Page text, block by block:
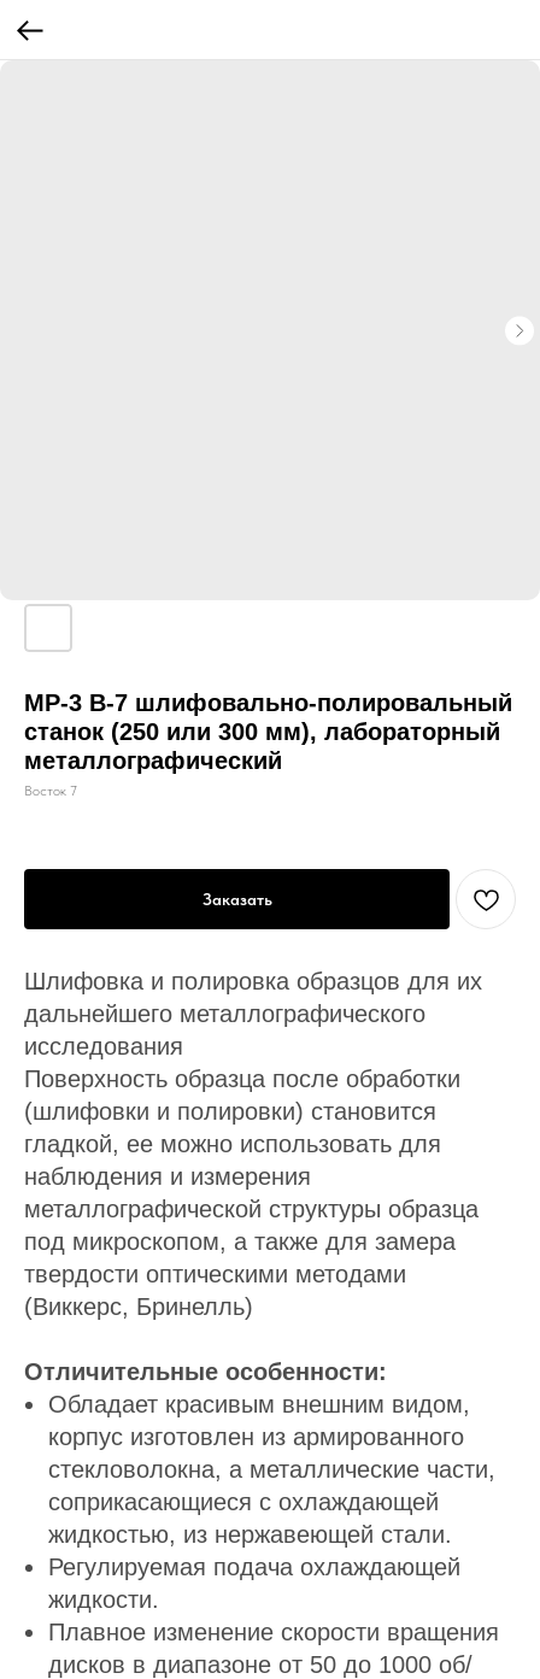
MP-3 В-7 шлифовально-полировальный
станок (250 или 300 мм), лабораторный
металлографический
Восток 7
Заказать
Шлифовка и полировка образцов для их
дальнейшего металлографического
исследования
Поверхность образца после обработки
(шлифовки и полировки) становится
гладкой, ее можно использовать для
наблюдения и измерения
металлографической структуры образца
под микроскопом, а также для замера
твердости оптическими методами
(Виккерс, Бринелль)
Отличительные особенности:
Обладает красивым внешним видом,
корпус изготовлен из армированного
стекловолокна, а металлические части,
соприкасающиеся с охлаждающей
жидкостью, из нержавеющей стали.
Регулируемая подача охлаждающей
жидкости.
Плавное изменение скорости вращения
дисков в диапазоне от 50 до 1000 об/